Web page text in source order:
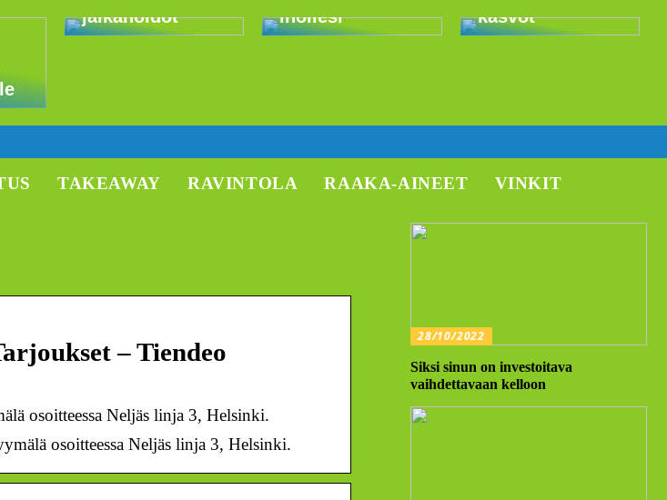
jalkahoidot
ihollesi
kasvot
TAKEAWAY RAVINTOLA RAAKA-AINEET VINKIT
– Tiendeo
osoitteessa Neljäs linja 3, Helsinki.
osoitteessa Neljäs linja 3, Helsinki.
28/10/2022
Siksi sinun on investoitava
vaihdettavaan kelloon